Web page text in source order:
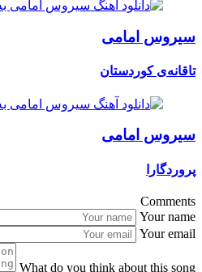
سیروس امامی
تاقانەی کوردستان
سیروس امامی
پروردگارا
Comments
Your name
Your email
What do you think about this song